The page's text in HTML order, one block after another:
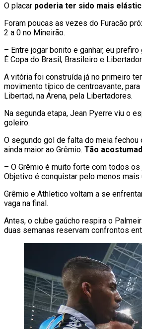
O placar poderia ter sido mais
Foram poucas as vezes do Furacão
2 a 0 no Mineirão.
– Entre jogar bonito e ganhar, eu prefiro
É Copa do Brasil, Brasileiro e
A vitória foi construída já no primeiro
movimento típico de centroavante,
Libertad, na Arena, pela Libertadores.
Na segunda etapa, Jean Pyerre viu o
goleiro.
O segundo gol de falta do meia
ainda maior ao Grêmio. Tão
– O Grêmio é muito forte com todos
Objetivo é conquistar pelo menos
Grêmio e Athletico voltam a se
vaga na final.
Antes, o clube gaúcho respira o
duas semanas reservam confrontos